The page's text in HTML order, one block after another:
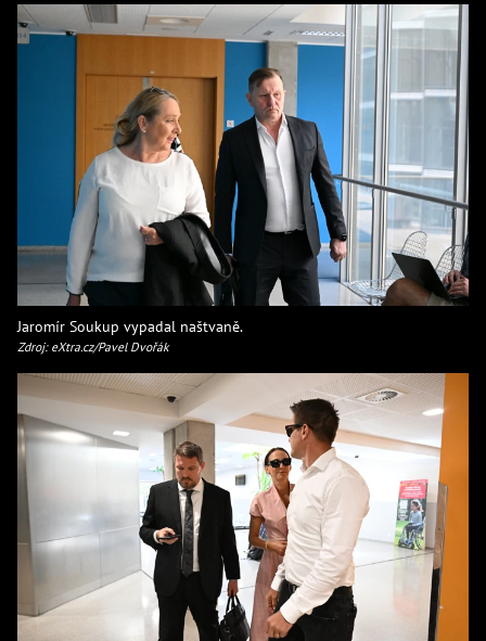
Jaromír Soukup vypadal naštvaně.
Zdroj: eXtra.cz/Pavel Dvořák